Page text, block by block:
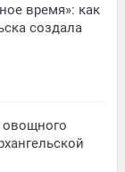
время»: как
создала
овощного